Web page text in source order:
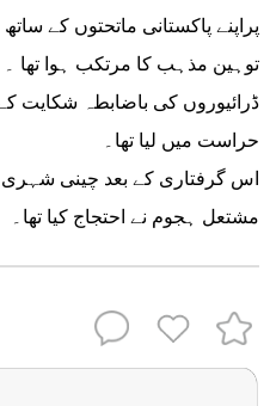
پراپنے پاکستانی ماتحتوں کے
توہین مذہب کا مرتکب ہوا تھا ۔
حراست میں لیا تھا۔
اس گرفتاری کے بعد چینی
مشتعل ہجوم نے احتجاج کیا تھا۔